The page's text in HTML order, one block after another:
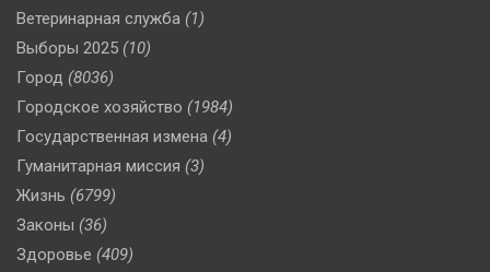
Ветеринарная служба (1)
Выборы 2025 (10)
Город (8036)
Городское хозяйство (1984)
Государственная измена (4)
Гуманитарная миссия (3)
Жизнь (6799)
Законы (36)
Здоровье (409)